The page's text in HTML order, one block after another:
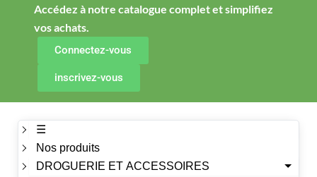
Accédez à notre catalogue complet et simplifiez
vos achats.
Connectez-vous
inscrivez-vous
☰
Nos produits
DROGUERIE ET ACCESSOIRES